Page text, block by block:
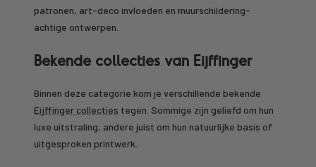
patronen, art-deco invloeden en muurschildering-
achtige ontwerpen.
Bekende collecties van Eijffinger
Binnen deze categorie kom je verschillende bekende
Eijffinger collecties tegen. Sommige zijn geliefd om hun
luxe uitstraling, andere juist om hun natuurlijke basis of
uitgesproken printwerk.